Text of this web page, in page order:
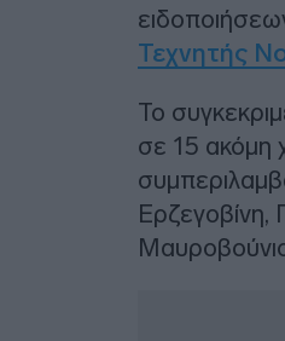
Τεχνητής
Το
σε 15 ακόμη
Ερζεγοβίνη,